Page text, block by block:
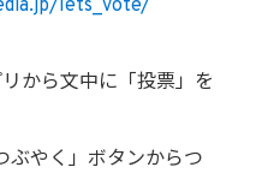
lets_vote/
から文中に「投票」を
ぶやく」ボタンからつ